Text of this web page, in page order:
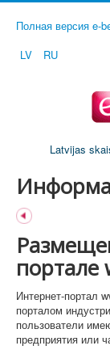
Полная версия e-
LV
RU
Latvijas
портале
Интернет-портал
порталом
пользователи
предприятия или